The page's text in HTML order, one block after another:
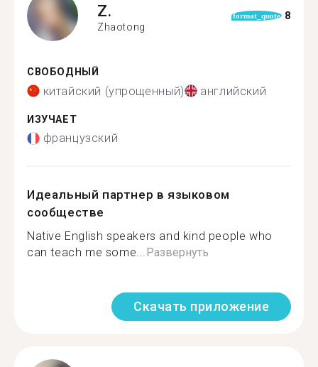
Z.
Zhaotong
format_quote 8
СВОБОДНЫЙ
китайский (упрощенный) английский
ИЗУЧАЕТ
французский
Идеальный партнер в языковом
сообществе
Native English speakers and kind people who
can teach me some...Развернуть
Скачать приложение